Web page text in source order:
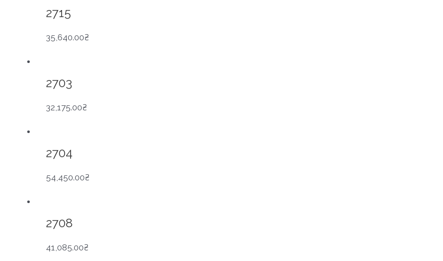
2715
35,640.00₴
2703
32,175.00₴
2704
54,450.00₴
2708
41,085.00₴